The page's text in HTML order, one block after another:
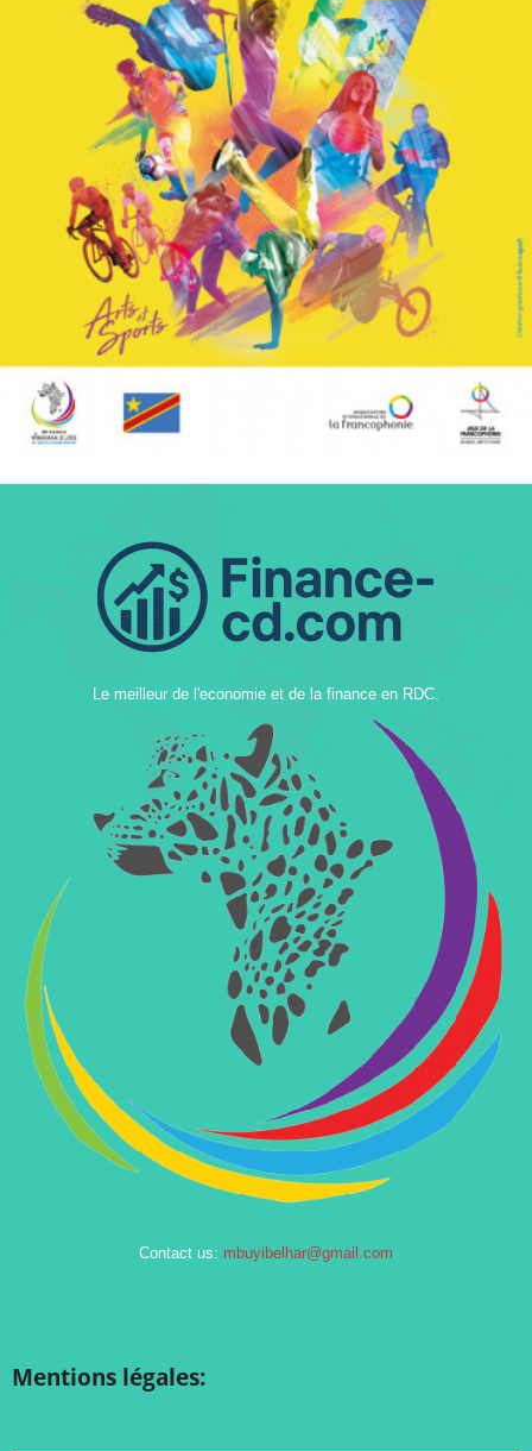
Le meilleur de l'economie et de la finance en RDC.
Contact us: mbuyibelhar@gmail.com
Mentions légales: